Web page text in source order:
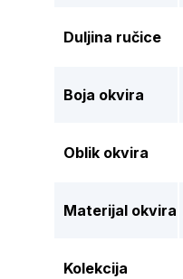
Duljina ručice
Boja okvira
Oblik okvira
Materijal okvira
Kolekcija